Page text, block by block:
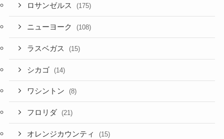
ロサンゼルス (175)
ニューヨーク (108)
ラスベガス (15)
シカゴ (14)
ワシントン (8)
フロリダ (21)
オレンジカウンティ (15)